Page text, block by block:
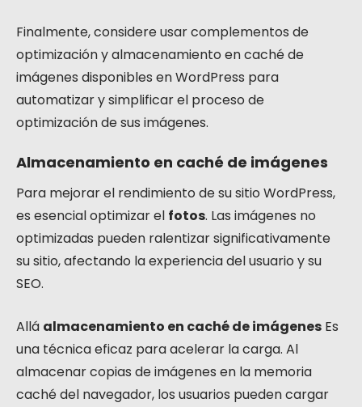
Finalmente, considere usar complementos de
optimización y almacenamiento en caché de
imágenes disponibles en WordPress para
automatizar y simplificar el proceso de
optimización de sus imágenes.
Almacenamiento en caché de imágenes
Para mejorar el rendimiento de su sitio WordPress,
es esencial optimizar el fotos. Las imágenes no
optimizadas pueden ralentizar significativamente
su sitio, afectando la experiencia del usuario y su
SEO.
Allá almacenamiento en caché de imágenes Es
una técnica eficaz para acelerar la carga. Al
almacenar copias de imágenes en la memoria
caché del navegador, los usuarios pueden cargar